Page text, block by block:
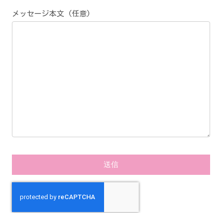
メッセージ本文 (任意)